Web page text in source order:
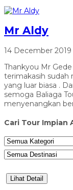
Mr Aldy
14 December 2019
Thankyou Mr
terimakasih
yang luar biasa .
semoga Baliaga
menyenangkan
Cari Tour Impian
Lihat Detail